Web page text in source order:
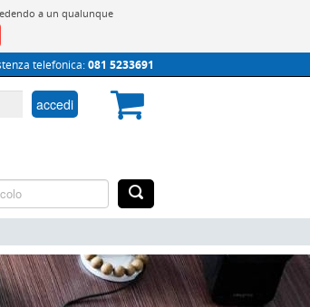
a un qualunque
telefonica:081 5233691
accedi